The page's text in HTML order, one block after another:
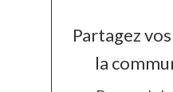
Partagez
la